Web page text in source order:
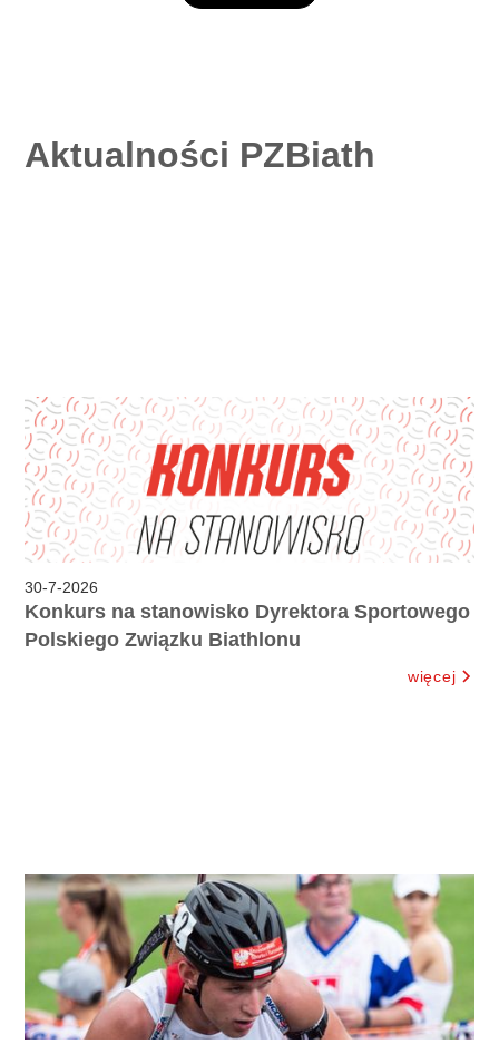
Aktualności PZBiath
30-7-2026
Konkurs na stanowisko Dyrektora Sportowego
Polskiego Związku Biathlonu
więcej